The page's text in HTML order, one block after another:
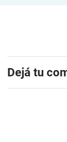
Dejá tu